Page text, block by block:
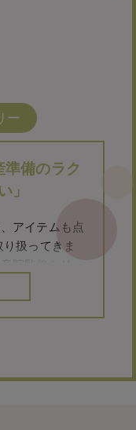
ー
準備のラク
」
アイテムも点
扱ってきま
生し、立ち会
になって
れば...